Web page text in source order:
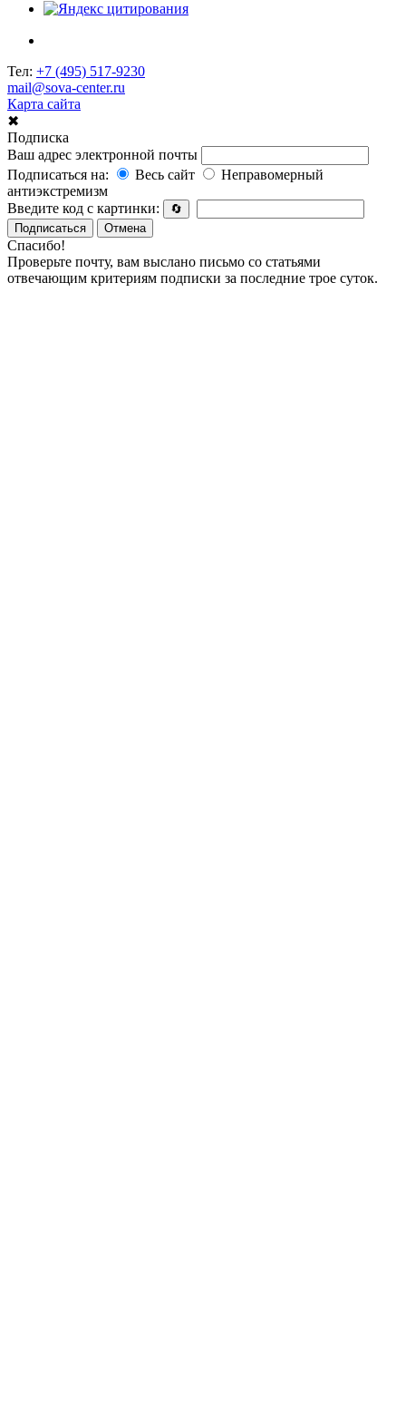
Тел: +7 (495) 517-9230
mail@sova-center.ru
Карта сайта
✖
Подписка
Ваш адрес электронной почты
Подписаться на:
Весь сайт
Неправомерный
антиэкстремизм
Введите код с картинки:
🔄
Подписаться
Отмена
Спасибо!
Проверьте почту, вам выслано письмо со статьями
отвечающим критериям подписки за последние трое суток.